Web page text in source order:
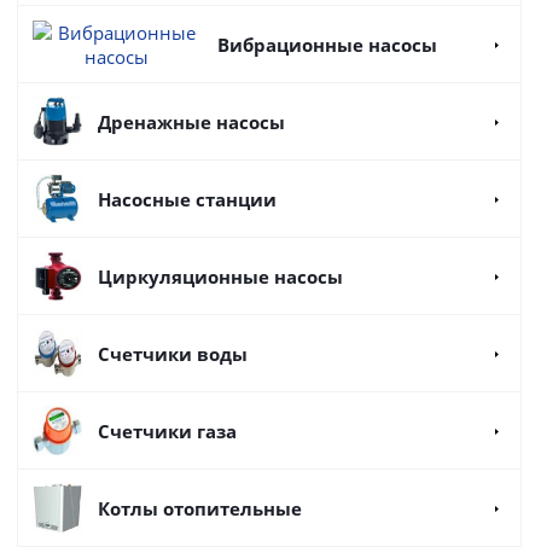
Вибрационные насосы
Дренажные насосы
Насосные станции
Циркуляционные насосы
Счетчики воды
Счетчики газа
Котлы отопительные